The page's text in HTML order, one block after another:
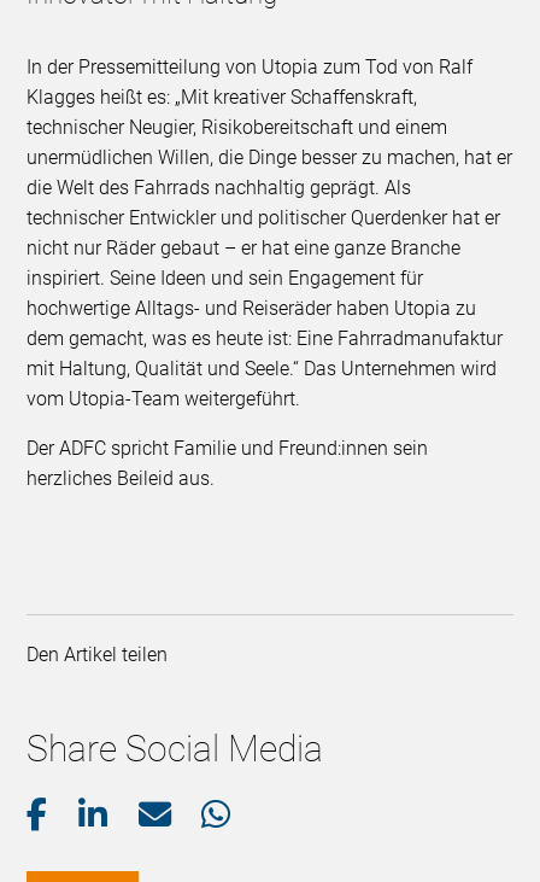
In der Pressemitteilung von Utopia zum Tod von Ralf
Klagges heißt es: „Mit kreativer Schaffenskraft,
technischer Neugier, Risikobereitschaft und einem
unermüdlichen Willen, die Dinge besser zu machen, hat er
die Welt des Fahrrads nachhaltig geprägt. Als
technischer Entwickler und politischer Querdenker hat er
nicht nur Räder gebaut – er hat eine ganze Branche
inspiriert. Seine Ideen und sein Engagement für
hochwertige Alltags- und Reiseräder haben Utopia zu
dem gemacht, was es heute ist: Eine Fahrradmanufaktur
mit Haltung, Qualität und Seele.“ Das Unternehmen wird
vom Utopia-Team weitergeführt.
Der ADFC spricht Familie und Freund:innen sein
herzliches Beileid aus. ​
Den Artikel teilen
Share Social Media